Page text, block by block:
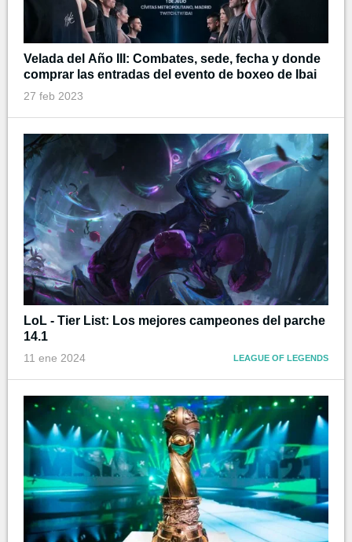
Velada del Año III: Combates, sede, fecha y donde
comprar las entradas del evento de boxeo de Ibai
27 feb 2023
LoL - Tier List: Los mejores campeones del parche
14.1
11 ene 2024 LEAGUE OF LEGENDS